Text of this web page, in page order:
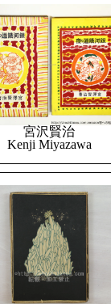
宮沢賢治
Kenji Miyazawa